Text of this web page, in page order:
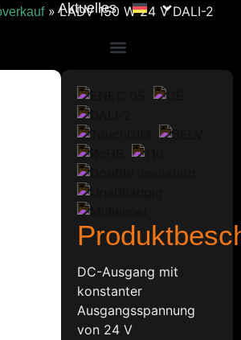
Aktuelles
»LADV 150 W 24 V DALI-2
DC-Ausgang mit
konstanter
Ausgangsspannung
von 24 V